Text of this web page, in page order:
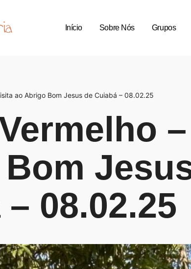
Início Sobre Nós Grupos
ao Abrigo Bom Jesus de Cuiabá – 08.02.25
08.02.25